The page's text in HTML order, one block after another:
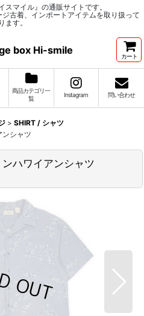
マイル』の通販サイトです。
古着、インポートアイテムを取り扱って
ます。
box Hi-smile
カート
商品カテゴリ一
覧
Instagram 問い合わせ
> SHIRT / シャツ
シャツ
ハワイアンシャツ